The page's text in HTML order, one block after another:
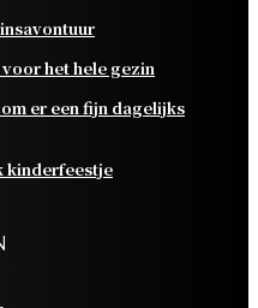
het hele gezin
er een fijn dagelijks
kinderfeestje